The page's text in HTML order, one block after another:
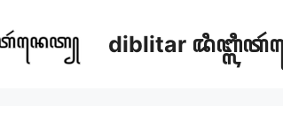
diblitar